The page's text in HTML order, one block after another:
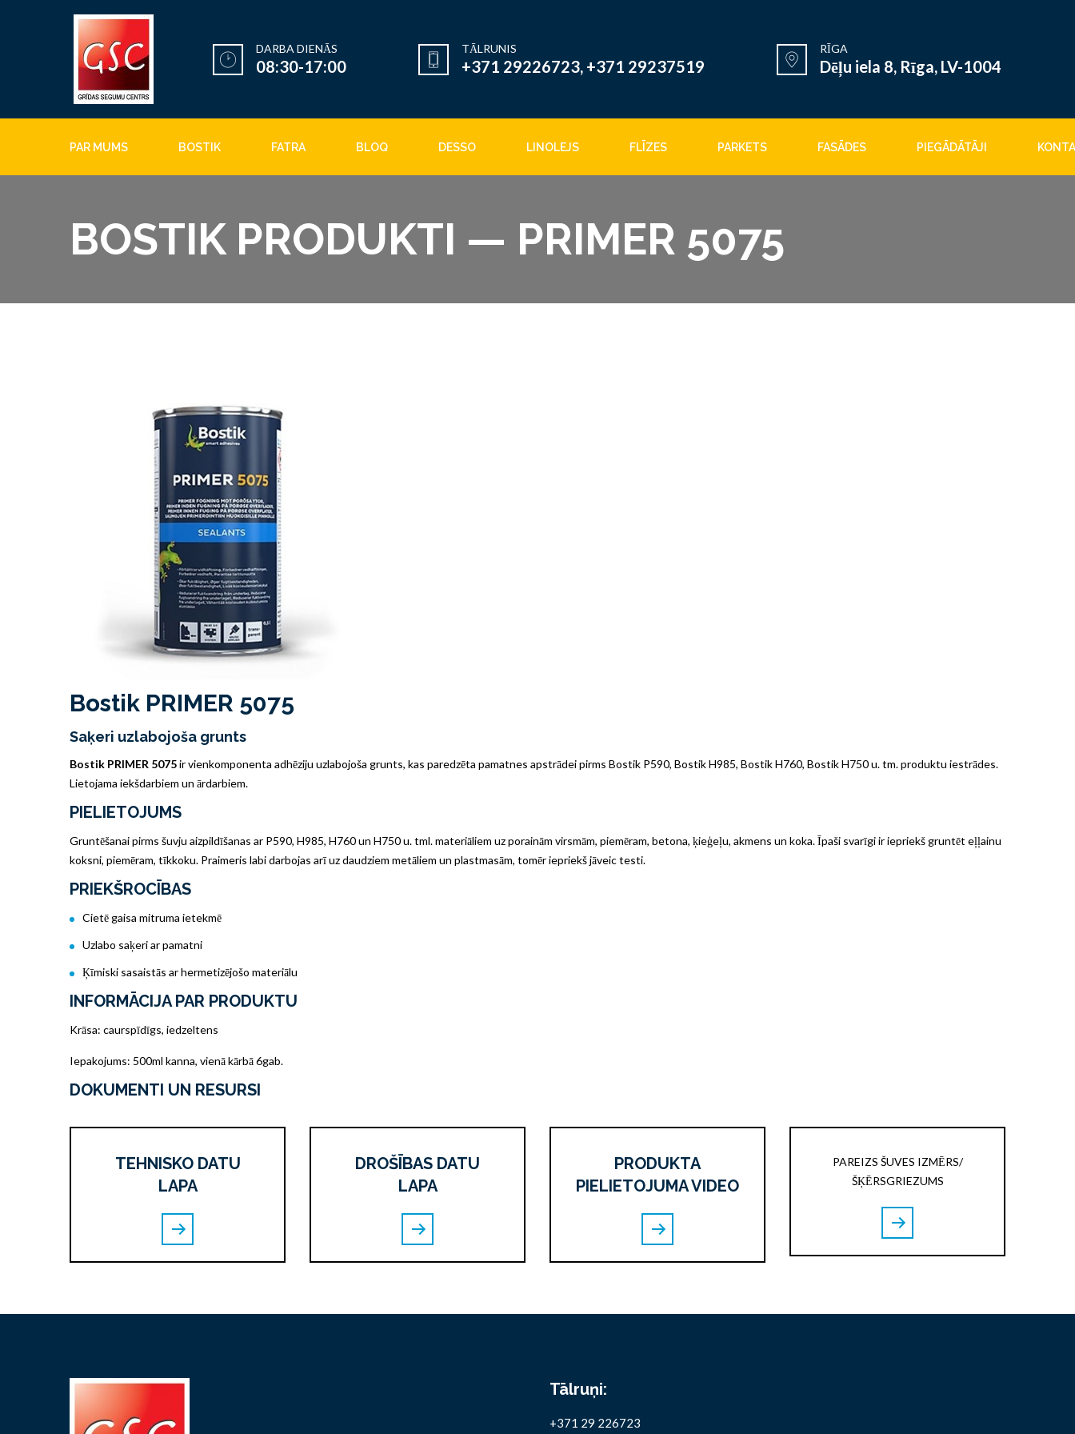
DARBA DIENĀS
08:30-17:00
TĀLRUNIS
+371 29226723, +371 29237519
RĪGA
Dēļu iela 8, Rīga, LV-1004
PAR MUMS BOSTIK FATRA BLOQ DESSO LINOLEJS FLĪZES PARKETS FASĀDES PIEGĀDĀTĀJI
BOSTIK PRODUKTI — PRIMER 5075
Bostik PRIMER 5075
Saķeri uzlabojoša grunts
Bostik PRIMER 5075ir vienkomponenta adhēziju uzlabojoša grunts, kas paredzēta pamatnes apstrādei pirms Bostik P590, Bostik H985, Bostik H760, Bostik H750 u. tm. produktu iestrādes.
Lietojama iekšdarbiem un ārdarbiem.
PIELIETOJUMS
Gruntēšanai pirms šuvju aizpildīšanas ar P590, H985, H760 un H750 u. tml. materiāliem uz porainām virsmām, piemēram, betona, ķieģeļu, akmens un koka. Īpaši svarīgi ir iepriekš gruntēt eļļainu
koksni, piemēram, tīkkoku. Praimeris labi darbojas arī uz daudziem metāliem un plastmasām, tomēr iepriekš jāveic testi.
PRIEKŠROCĪBAS
Cietē gaisa mitruma ietekmē
Uzlabo saķeri ar pamatni
Ķīmiski sasaistās ar hermetizējošo materiālu
INFORMĀCIJA PAR PRODUKTU
Krāsa: caurspīdīgs, iedzeltens
Iepakojums: 500ml kanna, vienā kārbā 6gab.
DOKUMENTI UN RESURSI
TEHNISKO DATU
LAPA
DROŠĪBAS DATU
LAPA
PRODUKTA
PIELIETOJUMA VIDEO
PAREIZS ŠUVES IZMĒRS/
ŠĶĒRSGRIEZUMS
Tālruņi:
+371 29 226723